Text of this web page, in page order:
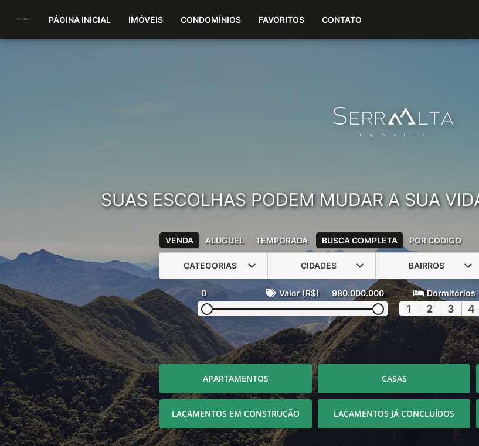
PÁGINA INICIAL IMÓVEIS CONDOMÍNIOS FAVORITOS CONTATO
SUAS ESCOLHAS PODEM MUDAR A SUA
VENDA ALUGUEL TEMPORADA BUSCA COMPLETA POR CÓDIGO
CATEGORIAS CIDADES BAIRROS
0 Valor (R$) 980.000.000 Dormitórios
1 2 3 4
APARTAMENTOS CASAS
LAÇAMENTOS EM CONSTRUÇÃO LAÇAMENTOS JÁ CONCLUÍDOS